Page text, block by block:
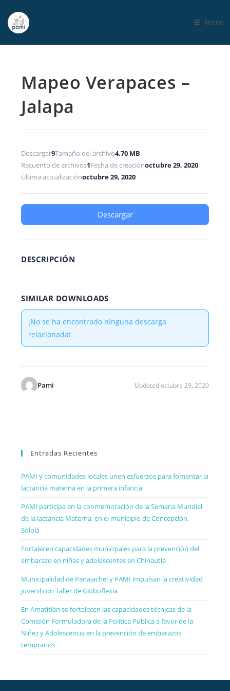
Menú
Mapeo Verapaces –
Jalapa
Descargar9Tamaño del archivo4.70 MB
Recuento de archivos1Fecha de creaciónoctubre 29, 2020
Última actualizaciónoctubre 29, 2020
Descargar
DESCRIPCIÓN
SIMILAR DOWNLOADS
¡No se ha encontrado ninguna descarga
relacionada!
Pami Updated octubre 29, 2020
Entradas Recientes
PAMI y comunidades locales unen esfuerzos para fomentar la
lactancia materna en la primera infancia
PAMI participa en la conmemoración de la Semana Mundial
de la lactancia Materna, en el municipio de Concepción,
Sololá
Fortalecen capacidades municipales para la prevención del
embarazo en niñas y adolescentes en Chinautla
Municipalidad de Panajachel y PAMI impulsan la creatividad
juvenil con Taller de Globoflexia
En Amatitlán se fortalecen las capacidades técnicas de la
Comisión Formuladora de la Política Pública a favor de la
Niñez y Adolescencia en la prevención de embarazos
tempranos